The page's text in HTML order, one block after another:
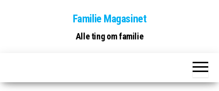
Familie Magasinet
Alle ting om familie